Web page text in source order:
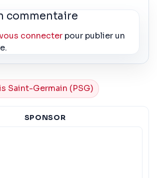
commentaire
connecter pour publier un
Saint-Germain (PSG)
SPONSOR